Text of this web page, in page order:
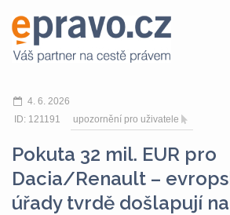
4. 6. 2026
ID: 121191
upozornění pro uživatele
Pokuta 32 mil. EUR pro
Dacia/Renault –
úřady tvrdě došlapují